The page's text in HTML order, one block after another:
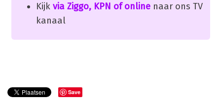
Kijk via Ziggo, KPN of onlinenaar ons TV
kanaal
Save